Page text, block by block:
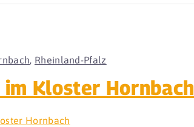
, Rheinland-Pfalz
Kloster Hornbach
Hornbach